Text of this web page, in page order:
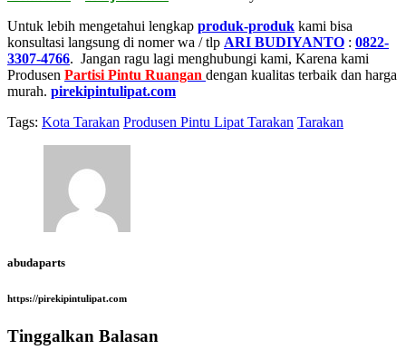
Untuk lebih mengetahui lengkap produk-produk kami bisa
konsultasi langsung di nomer wa / tlp ARI BUDIYANTO : 0822-
3307-4766. Jangan ragu lagi menghubungi kami, Karena kami
Produsen Partisi Pintu Ruangan dengan kualitas terbaik dan harga
murah. pirekipintulipat.com
Tags: Kota Tarakan Produsen Pintu Lipat Tarakan Tarakan
abudaparts
https://pirekipintulipat.com
Tinggalkan Balasan